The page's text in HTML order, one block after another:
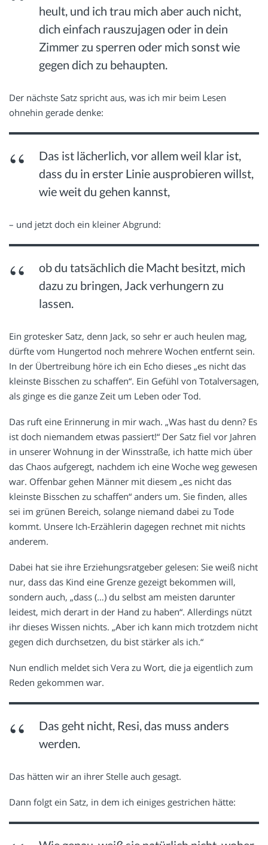
heult, und ich trau mich aber auch nicht,
dich einfach rauszujagen oder in dein
Zimmer zu sperren oder mich sonst wie
gegen dich zu behaupten.
Der nächste Satz spricht aus, was ich mir beim Lesen
ohnehin gerade denke:
Das ist lächerlich, vor allem weil klar ist,
dass du in erster Linie ausprobieren willst,
wie weit du gehen kannst,
– und jetzt doch ein kleiner Abgrund:
ob du tatsächlich die Macht besitzt, mich
dazu zu bringen, Jack verhungern zu
lassen.
Ein grotesker Satz, denn Jack, so sehr er auch heulen mag,
dürfte vom Hungertod noch mehrere Wochen entfernt sein.
In der Übertreibung höre ich ein Echo dieses „es nicht das
kleinste Bisschen zu schaffen“. Ein Gefühl von Totalversagen,
als ginge es die ganze Zeit um Leben oder Tod.
Das ruft eine Erinnerung in mir wach. „Was hast du denn? Es
ist doch niemandem etwas passiert!“ Der Satz fiel vor Jahren
in unserer Wohnung in der Winsstraße, ich hatte mich über
das Chaos aufgeregt, nachdem ich eine Woche weg gewesen
war. Offenbar gehen Männer mit diesem „es nicht das
kleinste Bisschen zu schaffen“ anders um. Sie finden, alles
sei im grünen Bereich, solange niemand dabei zu Tode
kommt. Unsere Ich-Erzählerin dagegen rechnet mit nichts
anderem.
Dabei hat sie ihre Erziehungsratgeber gelesen: Sie weiß nicht
nur, dass das Kind eine Grenze gezeigt bekommen will,
sondern auch, „dass (…) du selbst am meisten darunter
leidest, mich derart in der Hand zu haben“. Allerdings nützt
ihr dieses Wissen nichts. „Aber ich kann mich trotzdem nicht
gegen dich durchsetzen, du bist stärker als ich.“
Nun endlich meldet sich Vera zu Wort, die ja eigentlich zum
Reden gekommen war.
Das geht nicht, Resi, das muss anders
werden.
Das hätten wir an ihrer Stelle auch gesagt.
Dann folgt ein Satz, in dem ich einiges gestrichen hätte: